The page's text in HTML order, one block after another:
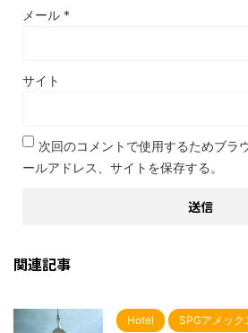
メール *
サイト
次回のコメントで使用するためブラ
ールアドレス、サイトを保存する。
関連記事
Hotel SPGアメック